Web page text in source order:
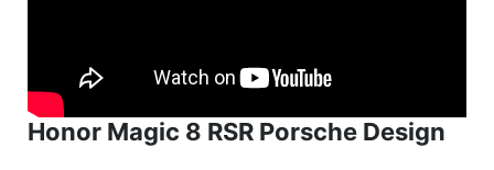
Honor Magic 8 RSR Porsche Design